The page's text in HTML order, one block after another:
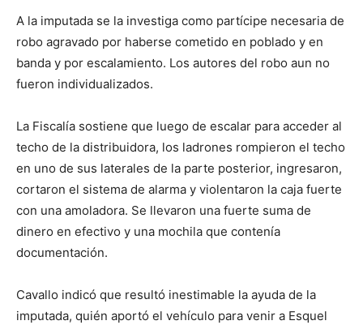
A la imputada se la investiga como partícipe necesaria de
robo agravado por haberse cometido en poblado y en
banda y por escalamiento. Los autores del robo aun no
fueron individualizados.
La Fiscalía sostiene que luego de escalar para acceder al
techo de la distribuidora, los ladrones rompieron el techo
en uno de sus laterales de la parte posterior, ingresaron,
cortaron el sistema de alarma y violentaron la caja fuerte
con una amoladora. Se llevaron una fuerte suma de
dinero en efectivo y una mochila que contenía
documentación.
Cavallo indicó que resultó inestimable la ayuda de la
imputada, quién aportó el vehículo para venir a Esquel